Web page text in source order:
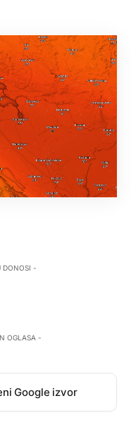
DONOSI -
OGLASA -
Google izvor